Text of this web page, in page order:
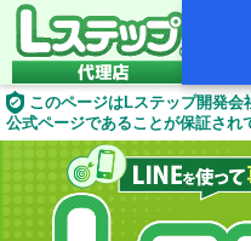
このページはLステップ開発
公式ページであることが保証され